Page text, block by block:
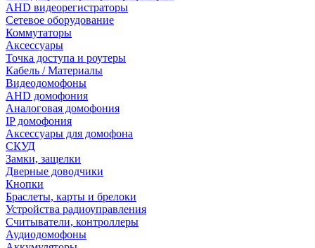
AHD видеорегистраторы
Сетевое оборудование
Коммутаторы
Аксессуары
Точка доступа и роутеры
Кабель / Материалы
Видеодомофоны
AHD домофония
Аналоговая домофония
IP домофония
Аксессуары для домофона
СКУД
Замки, защелки
Дверные доводчики
Кнопки
Браслеты, карты и брелоки
Устройства радиоуправления
Считыватели, контроллеры
Аудиодомофоны